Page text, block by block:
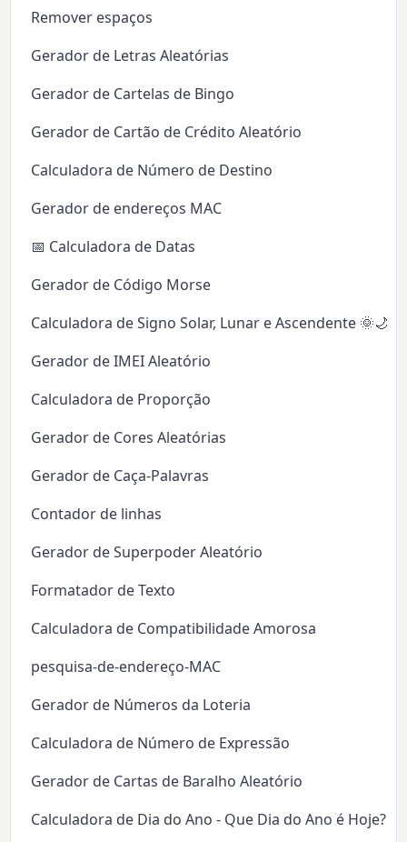
Remover espaços
Gerador de Letras Aleatórias
Gerador de Cartelas de Bingo
Gerador de Cartão de Crédito Aleatório
Calculadora de Número de Destino
Gerador de endereços MAC
📅 Calculadora de Datas
Gerador de Código Morse
Calculadora de Signo Solar, Lunar e Ascendente 🌞🌙✨
Gerador de IMEI Aleatório
Calculadora de Proporção
Gerador de Cores Aleatórias
Gerador de Caça-Palavras
Contador de linhas
Gerador de Superpoder Aleatório
Formatador de Texto
Calculadora de Compatibilidade Amorosa
pesquisa-de-endereço-MAC
Gerador de Números da Loteria
Calculadora de Número de Expressão
Gerador de Cartas de Baralho Aleatório
Calculadora de Dia do Ano - Que Dia do Ano é Hoje?